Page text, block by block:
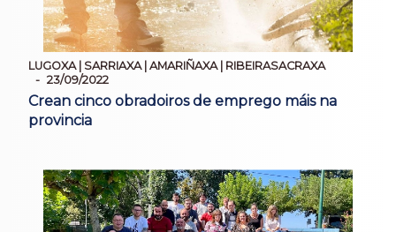
LUGOXA | SARRIAXA | AMARIÑAXA | RIBEIRASACRAXA
23/09/2022
Crean cinco obradoiros de emprego máis na
provincia